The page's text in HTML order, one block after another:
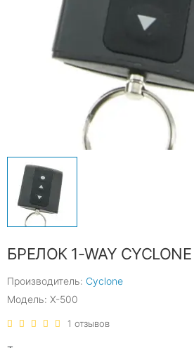
БРЕЛОК 1-WAY
Производитель: Cyclone
Модель: X-500
1 отзывов